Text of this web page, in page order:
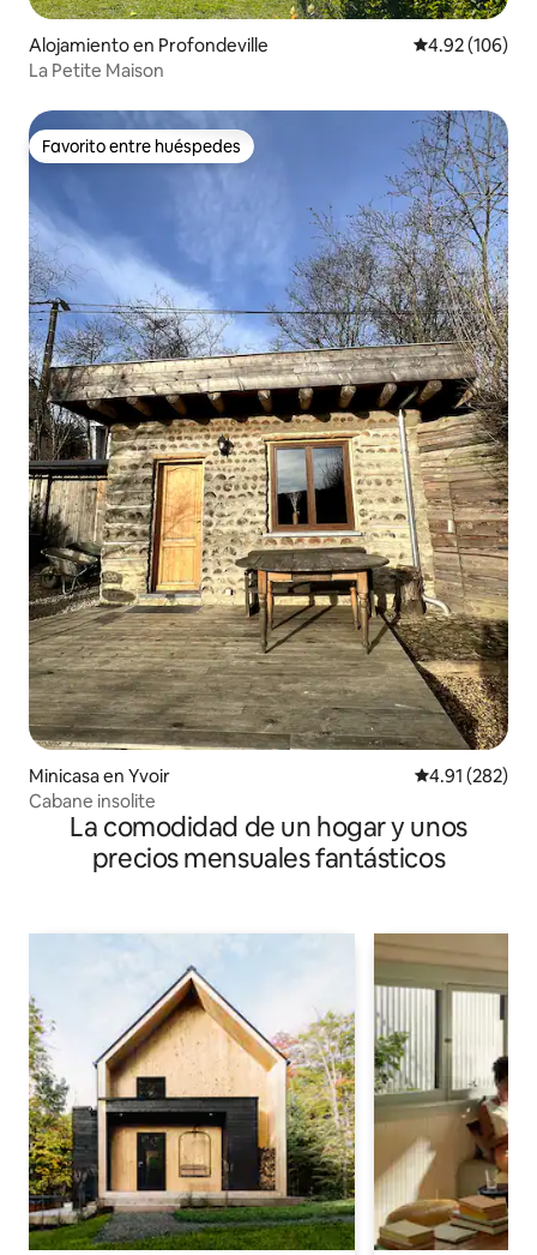
Alojamiento en Profondeville Calificación
4.92 (106)
La Petite Maison
Favorito entre huéspedes
Favorito entre huéspedes
Minicasa en Yvoir Calificación
4.91 (282)
Cabane insolite
La comodidad de un hogar y unos
precios mensuales fantásticos